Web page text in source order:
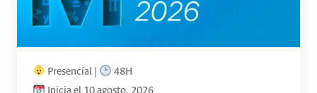
Presencíal |
48H